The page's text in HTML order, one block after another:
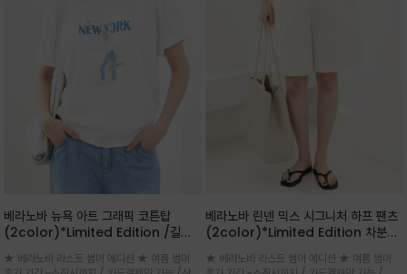
베라노바 뉴욕 아트 그래픽 코튼탑
(2color)*Limited Edition /길어
세요 ^^
★ 베라노바 라스트 썸머 에디션 ★ 여름 썸머
베라노바 린넨 믹스 시그니처 하프 팬츠
(2color)*Limited Edition 차분한
진 여름의 끝자락까지 멋스럽게 연출하
★ 베라노바 라스트 썸머 에디션 ★ 여름 썸머